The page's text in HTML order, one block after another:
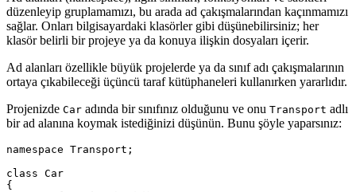
düzenleyip gruplamamızı, bu arada ad çakışmalarından kaçınmamızı
sağlar. Onları bilgisayardaki klasörler gibi düşünebilirsiniz; her
klasör belirli bir projeye ya da konuya ilişkin dosyaları içerir.
Ad alanları özellikle büyük projelerde ya da sınıf adı çakışmalarının
ortaya çıkabileceği üçüncü taraf kütüphaneleri kullanırken yararlıdır.
Projenizde Car adında bir sınıfınız olduğunu ve onu Transport adlı
bir ad alanına koymak istediğinizi düşünün. Bunu şöyle yaparsınız:
namespace Transport;
class Car
{